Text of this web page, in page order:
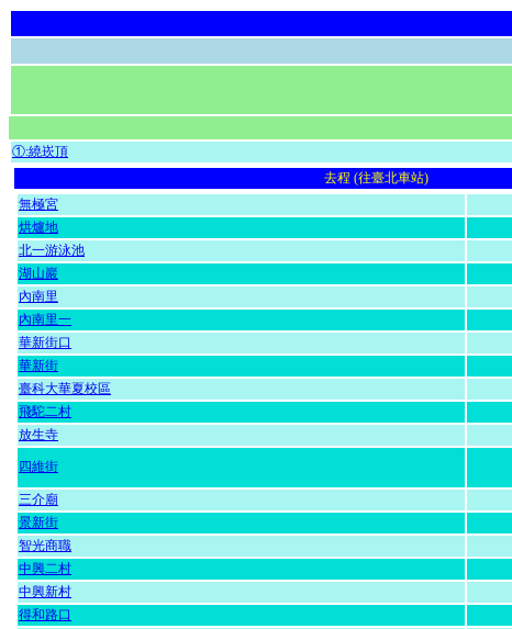
①:繞崁頂
去程 (往臺北車站)
無極宮
烘爐地
北一游泳池
湖山巖
內南里
內南里一
華新街口
華新街
臺科大華夏校區
飛駝二村
放生寺
四維街
三介廟
景新街
智光商職
中興二村
中興新村
得和路口